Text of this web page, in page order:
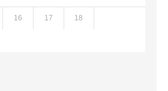
16 17 18